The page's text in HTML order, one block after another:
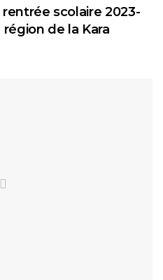
scolaire 2023-
de la Kara